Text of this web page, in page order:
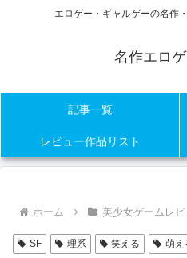
エロゲー・ギャルゲーの名作
名作エロ
記事一覧
レビュー作品リスト
ホーム 美少女ゲームレ
SF 理系 笑える 萌え